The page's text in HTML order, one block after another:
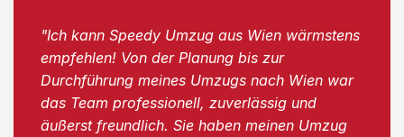
"Ich kann Speedy Umzug aus Wien wärmstens
empfehlen! Von der Planung bis zur
Durchführung meines Umzugs nach Wien war
das Team professionell, zuverlässig und
äußerst freundlich. Sie haben meinen Umzug